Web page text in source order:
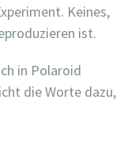
Keines,
ist.
in Polaroid
die Worte dazu,